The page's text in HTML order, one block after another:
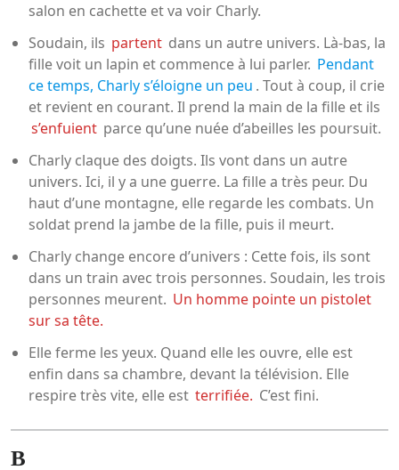
salon en cachette et va voir Charly.
Soudain, ils partent dans un autre univers. Là-bas, la
fille voit un lapin et commence à lui parler. Pendant
ce temps, Charly s’éloigne un peu . Tout à coup, il crie
et revient en courant. Il prend la main de la fille et ils
s’enfuient parce qu’une nuée d’abeilles les poursuit.
Charly claque des doigts. Ils vont dans un autre
univers. Ici, il y a une guerre. La fille a très peur. Du
haut d’une montagne, elle regarde les combats. Un
soldat prend la jambe de la fille, puis il meurt.
Charly change encore d’univers : Cette fois, ils sont
dans un train avec trois personnes. Soudain, les trois
personnes meurent. Un homme pointe un pistolet
sur sa tête.
Elle ferme les yeux. Quand elle les ouvre, elle est
enfin dans sa chambre, devant la télévision. Elle
respire très vite, elle est terrifiée. C’est fini.
B